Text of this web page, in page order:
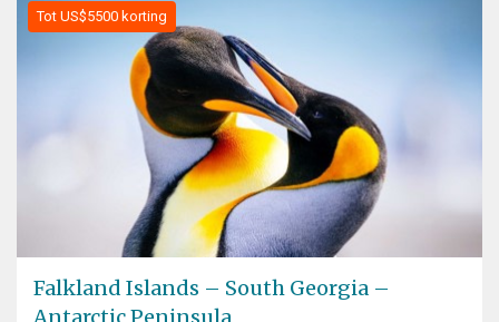
Tot US$5500 korting
Falkland Islands – South Georgia –